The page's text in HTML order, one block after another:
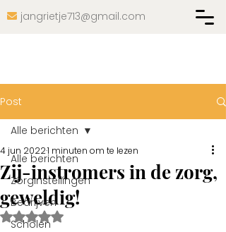
 jangrietje713@gmail.com
Post
Alle berichten
Zorginstellingen
Bedrijven
Scholen
Alle berichten
Zij-instromers in de zorg,
geweldig!
4 jun 20221 minuten om te lezen
Beoordeeld met NaN uit 5 sterren.